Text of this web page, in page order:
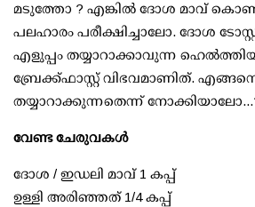
മടുത്തോ ? എങ്കില്‍ ദോശ മാവ്
പലഹാരം പരീക്ഷിച്ചാലോ. ദോശ
എളുപ്പം തയ്യാറാക്കാവുന്ന
ബ്രേക്ക്ഫാസ്റ്റ് വിഭവമാണിത്.
തയ്യാറാക്കുന്നതെന്ന്
വേണ്ട ചേരുവകള്‍
ദോശ / ഇഡലി മാവ് 1 കപ്പ്
ഉള്ളി അരിഞ്ഞത് 1/4 കപ്പ്